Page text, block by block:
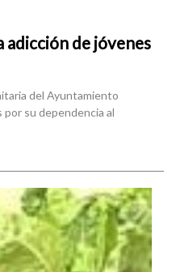
de jóvenes
del Ayuntamiento
su dependencia al